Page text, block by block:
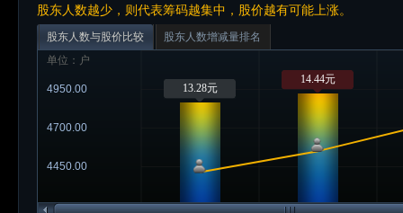
股东人数越少，则代表筹码越集中，股价越有可能上涨。
股东人数与股价比较
股东人数增减量排名
单位：户
4450.00
4700.00
4950.00 13.28元
14.44元